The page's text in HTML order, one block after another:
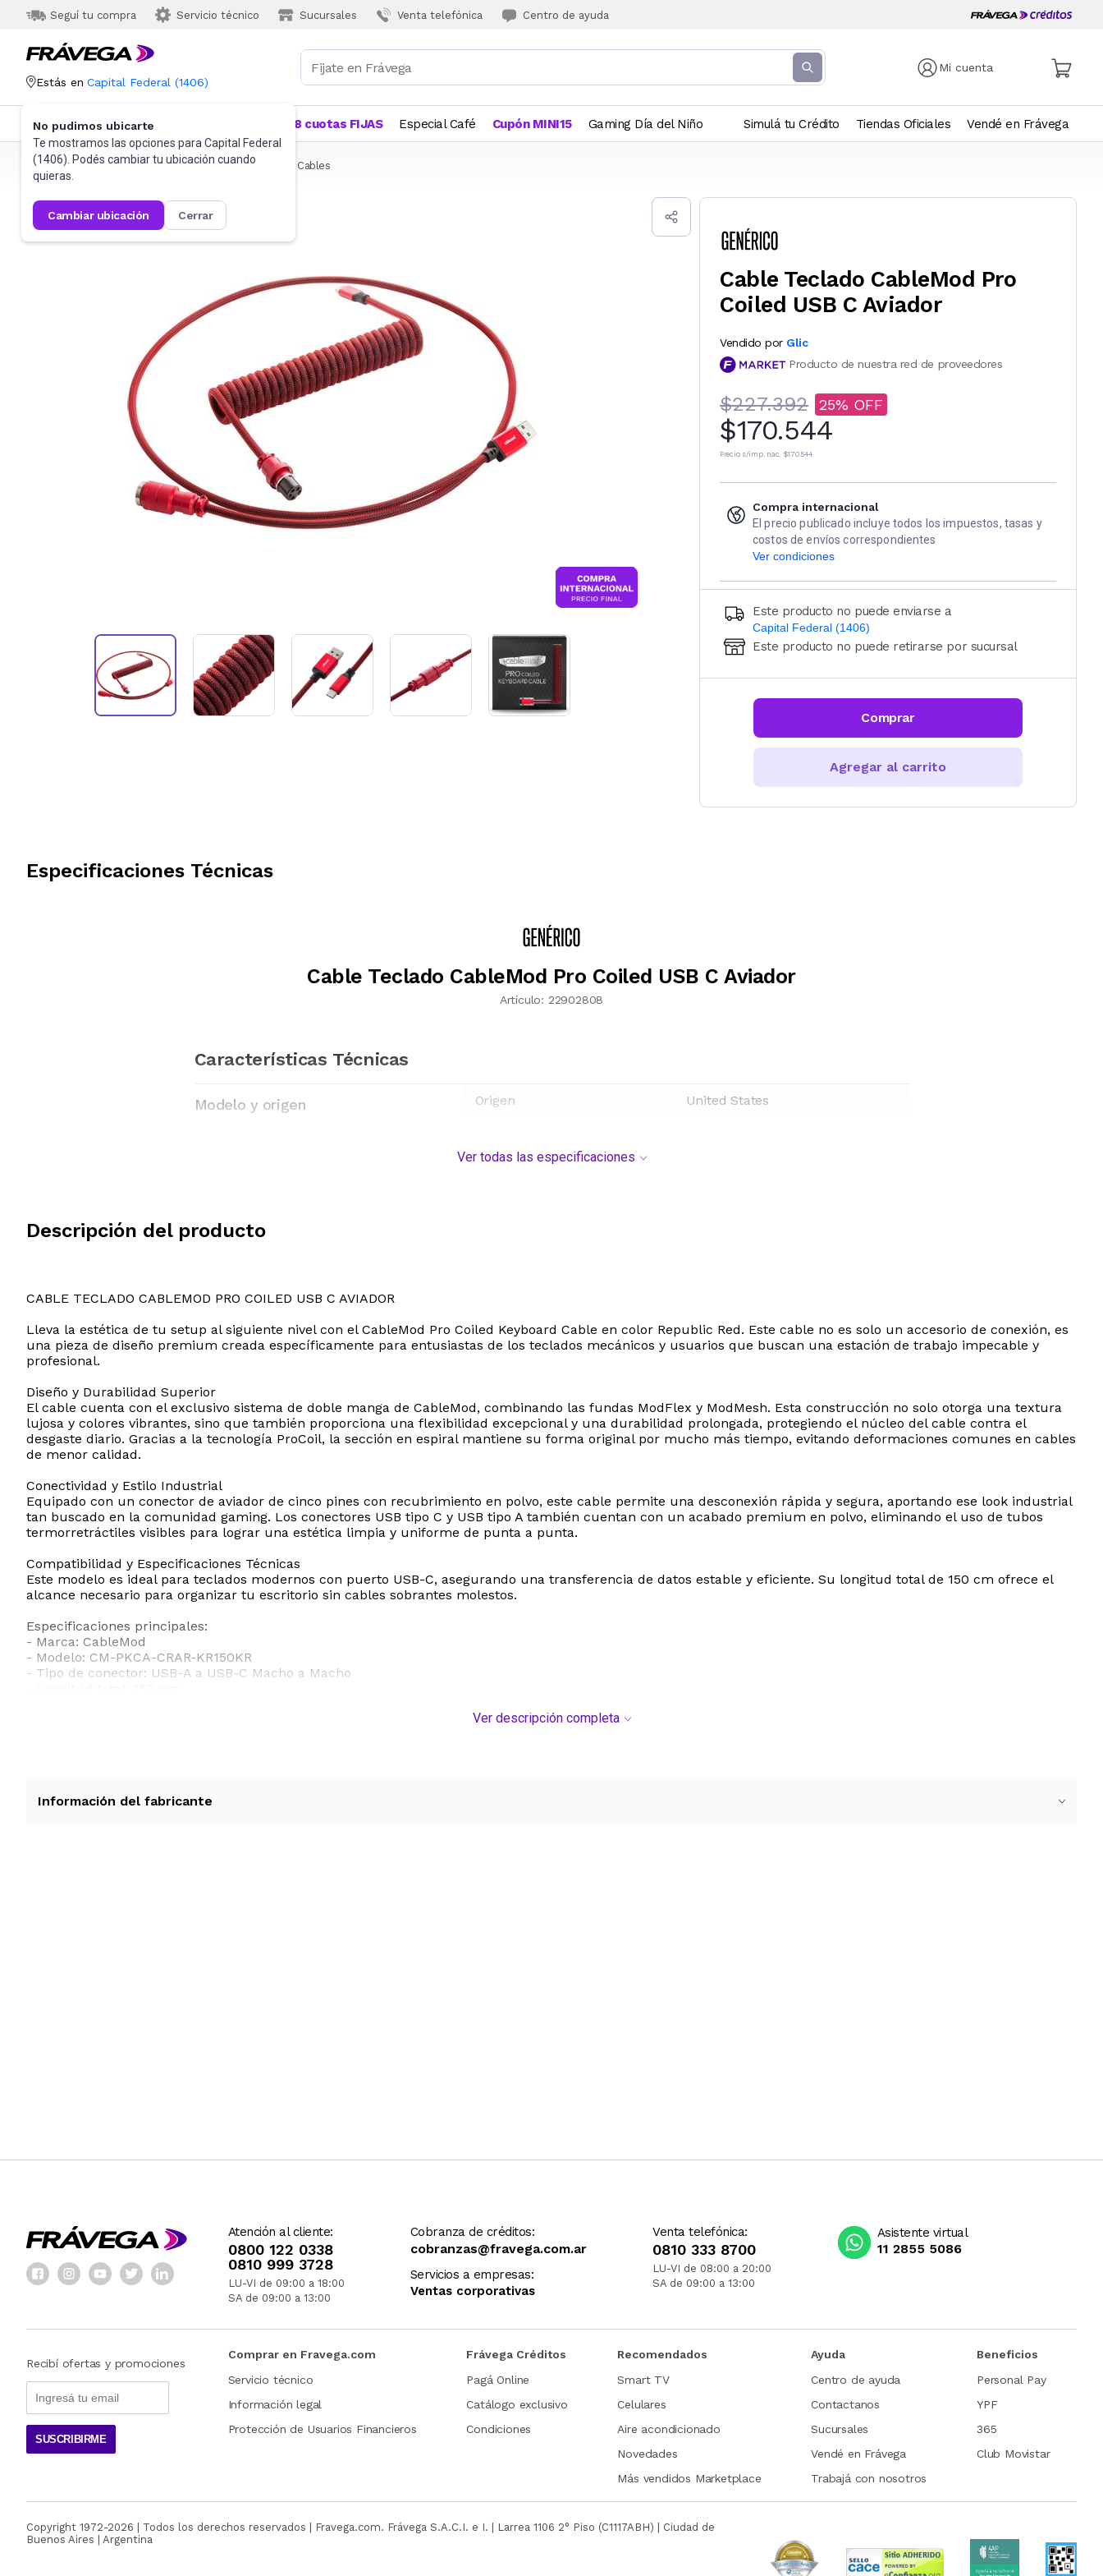
Seguí tu compra Servicio técnico Sucursales Venta telefónica Centro de ayuda
Mi cuenta
Estás en Capital Federal (1406)
No pudimos ubicarte
Te mostramos las opciones para Capital Federal
(1406). Podés cambiar tu ubicación cuando
quieras.
cambiar ubicación cerrar
Categorías Más Vendidos 18 cuotas FIJAS Especial Café Cupón MINI15 Gaming Día del Niño Simulá tu Crédito Tiendas Oficiales Vendé en Frávega
Frávega Informática Accesorios de Informática Cables
Cable Teclado CableMod Pro
Coiled USB C Aviador
Vendido por Glic
Producto de nuestra red de proveedores
$227.392 25
$170.544
Precio s/imp. nac. $170.544
Compra internacional
El precio publicado incluye todos los impuestos, tasas y
costos de envíos correspondientes
Ver condiciones
Este producto no puede enviarse a
Capital Federal (1406)
Ingresá código postal (sólo números)
CALCULAR
Este producto no puede retirarse por sucursal
Comprar
Agregar al carrito
Especificaciones Técnicas
Cable Teclado CableMod Pro Coiled USB C Aviador
Artículo: 22902808
Características Técnicas
Modelo y origen Origen United States
Ver todas las especificaciones
Descripción del producto
CABLE TECLADO CABLEMOD PRO COILED USB C AVIADOR
Lleva la estética de tu setup al siguiente nivel con el CableMod Pro Coiled Keyboard Cable en color Republic Red. Este cable no es solo un accesorio de conexión, es
una pieza de diseño premium creada específicamente para entusiastas de los teclados mecánicos y usuarios que buscan una estación de trabajo impecable y
profesional.
Diseño y Durabilidad Superior
El cable cuenta con el exclusivo sistema de doble manga de CableMod, combinando las fundas ModFlex y ModMesh. Esta construcción no solo otorga una textura
lujosa y colores vibrantes, sino que también proporciona una flexibilidad excepcional y una durabilidad prolongada, protegiendo el núcleo del cable contra el
desgaste diario. Gracias a la tecnología ProCoil, la sección en espiral mantiene su forma original por mucho más tiempo, evitando deformaciones comunes en cables
de menor calidad.
Conectividad y Estilo Industrial
Equipado con un conector de aviador de cinco pines con recubrimiento en polvo, este cable permite una desconexión rápida y segura, aportando ese look industrial
tan buscado en la comunidad gaming. Los conectores USB tipo C y USB tipo A también cuentan con un acabado premium en polvo, eliminando el uso de tubos
termorretráctiles visibles para lograr una estética limpia y uniforme de punta a punta.
Compatibilidad y Especificaciones Técnicas
Este modelo es ideal para teclados modernos con puerto USB-C, asegurando una transferencia de datos estable y eficiente. Su longitud total de 150 cm ofrece el
alcance necesario para organizar tu escritorio sin cables sobrantes molestos.
Especificaciones principales:
- Marca: CableMod
- Modelo: CM-PKCA-CRAR-KR150KR
- Tipo de conector: USB-A a USB-C Macho a Macho
A diferencia de los cables estándar, el CableMod Pro ofrece una resistencia superior y un impacto visual inmediato. Es el complemento perfecto para quienes
Ver descripción completa
Información del fabricante
Atención al cliente:
0800 122 0338
0810 999 3728
LU-VI de 09:00 a 18:00
SA de 09:00 a 13:00
Cobranza de créditos:
cobranzas@fravega.com.ar
Servicios a empresas:
Ventas corporativas
Venta telefónica:
0810 333 8700
LU-VI de 08:00 a 20:00
SA de 09:00 a 13:00
Asistente virtual
11 2855 5086
Recibí ofertas y promociones
SUSCRIBIRME
Comprar en Fravega.com
Servicio técnico
Información legal
Protección de Usuarios Financieros
Frávega Créditos
Pagá Online
Catálogo exclusivo
Condiciones
Recomendados
Smart TV
Celulares
Aire acondicionado
Novedades
Más vendidos Marketplace
Ayuda
Centro de ayuda
Contactanos
Sucursales
Vendé en Frávega
Trabajá con nosotros
Beneficios
Personal Pay
YPF
365
Club Movistar
Copyright 1972-2026 | Todos los derechos reservados | Fravega.com. Frávega S.A.C.I. e I. | Larrea 1106 2° Piso (C1117ABH) | Ciudad de
Buenos Aires | Argentina